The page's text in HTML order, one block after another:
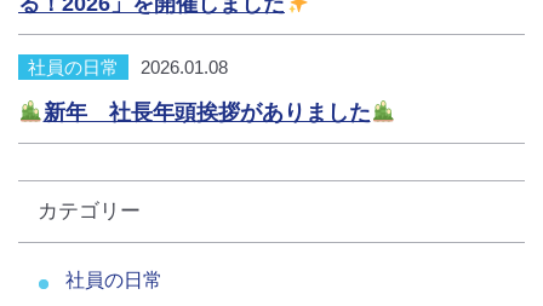
社員の日常 2026.01.08
新年 社長年頭挨拶がありました
カテゴリー
社員の日常